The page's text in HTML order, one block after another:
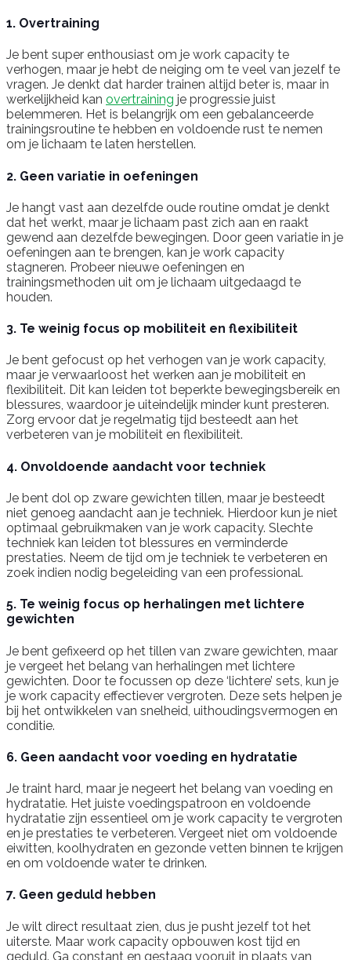
1. Overtraining
Je bent super enthousiast om je work capacity te
verhogen, maar je hebt de neiging om te veel van jezelf te
vragen. Je denkt dat harder trainen altijd beter is, maar in
werkelijkheid kan overtraining je progressie juist
belemmeren. Het is belangrijk om een gebalanceerde
trainingsroutine te hebben en voldoende rust te nemen
om je lichaam te laten herstellen.
2. Geen variatie in oefeningen
Je hangt vast aan dezelfde oude routine omdat je denkt
dat het werkt, maar je lichaam past zich aan en raakt
gewend aan dezelfde bewegingen. Door geen variatie in je
oefeningen aan te brengen, kan je work capacity
stagneren. Probeer nieuwe oefeningen en
trainingsmethoden uit om je lichaam uitgedaagd te
houden.
3. Te weinig focus op mobiliteit en flexibiliteit
Je bent gefocust op het verhogen van je work capacity,
maar je verwaarloost het werken aan je mobiliteit en
flexibiliteit. Dit kan leiden tot beperkte bewegingsbereik en
blessures, waardoor je uiteindelijk minder kunt presteren.
Zorg ervoor dat je regelmatig tijd besteedt aan het
verbeteren van je mobiliteit en flexibiliteit.
4. Onvoldoende aandacht voor techniek
Je bent dol op zware gewichten tillen, maar je besteedt
niet genoeg aandacht aan je techniek. Hierdoor kun je niet
optimaal gebruikmaken van je work capacity. Slechte
techniek kan leiden tot blessures en verminderde
prestaties. Neem de tijd om je techniek te verbeteren en
zoek indien nodig begeleiding van een professional.
5. Te weinig focus op herhalingen met lichtere
gewichten
Je bent gefixeerd op het tillen van zware gewichten, maar
je vergeet het belang van herhalingen met lichtere
gewichten. Door te focussen op deze ‘lichtere’ sets, kun je
je work capacity effectiever vergroten. Deze sets helpen je
bij het ontwikkelen van snelheid, uithoudingsvermogen en
conditie.
6. Geen aandacht voor voeding en hydratatie
Je traint hard, maar je negeert het belang van voeding en
hydratatie. Het juiste voedingspatroon en voldoende
hydratatie zijn essentieel om je work capacity te vergroten
en je prestaties te verbeteren. Vergeet niet om voldoende
eiwitten, koolhydraten en gezonde vetten binnen te krijgen
en om voldoende water te drinken.
7. Geen geduld hebben
Je wilt direct resultaat zien, dus je pusht jezelf tot het
uiterste. Maar work capacity opbouwen kost tijd en
geduld. Ga constant en gestaag vooruit in plaats van